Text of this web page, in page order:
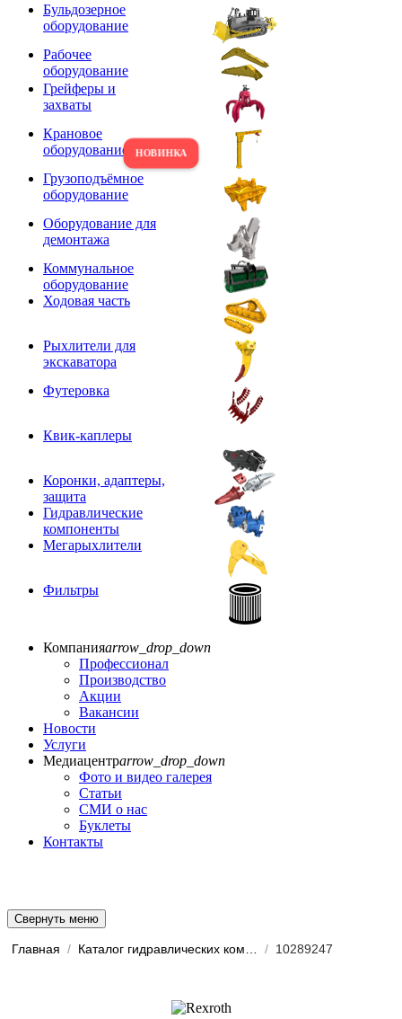
Бульдозерное
оборудование
Рабочее
оборудование
Грейферы и
захваты
Крановое
оборудование
Грузоподъёмное
оборудование
Оборудование для
демонтажа
Коммунальное
оборудование
Ходовая часть
Рыхлители для
экскаватора
Футеровка
Квик-каплеры
Коронки, адаптеры,
защита
Гидравлические
компоненты
Мегарыхлители
Фильтры
Компанияarrow_drop_down
Профессионал
Производство
Акции
Вакансии
Новости
Услуги
Медиацентрarrow_drop_down
Фото и видео галерея
Статьи
СМИ о нас
Буклеты
Контакты
Свернуть меню
Главная / / 10289247